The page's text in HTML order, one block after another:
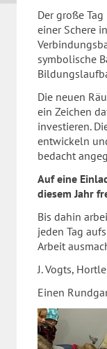
Der große
einer Schere
symbolische
Die neuen
ein Zeichen
investieren.
entwickeln
bedacht
Auf eine
diesem Jahr
Bis dahin
jeden Tag
Arbeit
J. Vogts,
Einen